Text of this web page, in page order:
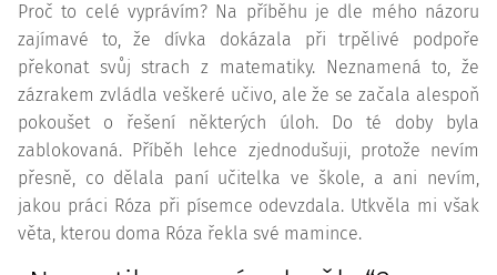
Proč to celé vyprávím? Na příběhu je dle mého názoru
zajímavé to, že dívka dokázala při trpělivé podpoře
překonat svůj strach z matematiky. Neznamená to, že
zázrakem zvládla veškeré učivo, ale že se začala alespoň
pokoušet o řešení některých úloh. Do té doby byla
zablokovaná. Příběh lehce zjednodušuji, protože nevím
přesně, co dělala paní učitelka ve škole, a ani nevím,
jakou práci Róza při písemce odevzdala. Utkvěla mi však
věta, kterou doma Róza řekla své mamince.